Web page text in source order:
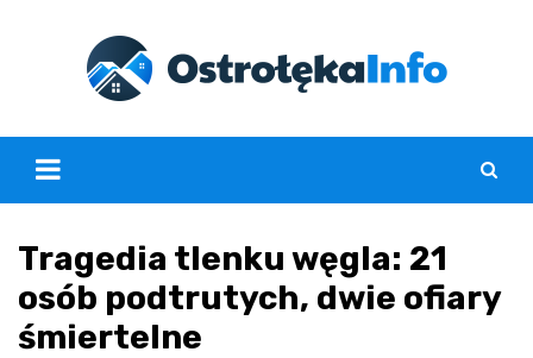
Tragedia tlenku węgla: 21
osób podtrutych, dwie ofiary
śmiertelne